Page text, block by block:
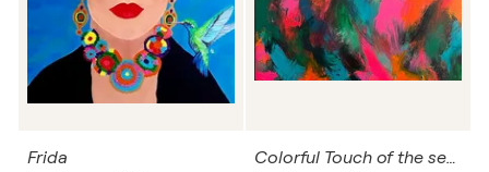
Frida Colorful Touch of the senses